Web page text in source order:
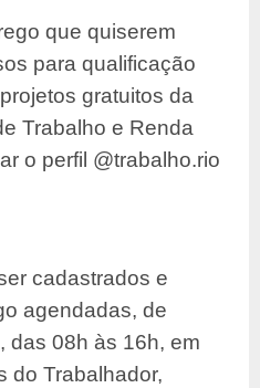
que quiserem
para qualificação
gratuitos da
Trabalho e Renda
o perfil @trabalho.rio
cadastrados e
agendadas, de
das 08h às 16h, em
do Trabalhador,